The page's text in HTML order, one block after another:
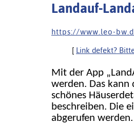
Landauf-
h t t p s : / / w w w . l e o - b w .
[ Link defekt?
Mit der App
werden. Das kann
schönes
beschreiben. Die
abgerufen werden.